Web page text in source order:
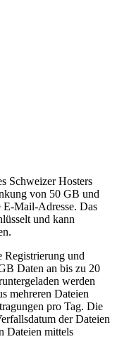
Schweizer Hosters
von 50 GB und
E-Mail-Adresse. Das
und kann
Registrierung und
Daten an bis zu 20
werden
mehreren Dateien
pro Tag. Die
der Dateien
Dateien mittels